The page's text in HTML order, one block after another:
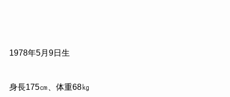
1978年5月 9日生
身長175㎝、体重68㎏